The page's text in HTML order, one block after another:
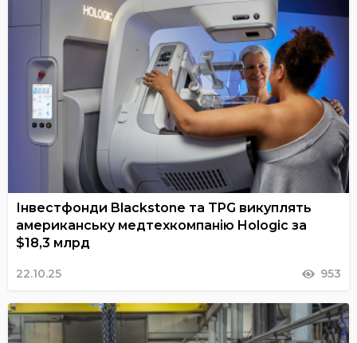
Інвестфонди Blackstone та TPG викуплять
американську медтехкомпанію Hologic за
$18,3 млрд
22.10.25 953